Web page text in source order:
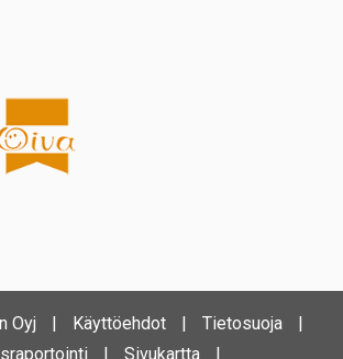
Oyj Käyttöehdot Tietosuoja
Sivukartta